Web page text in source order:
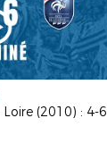
(2010) : 4-6